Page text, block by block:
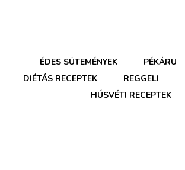
ÉDES SÜTEMÉNYEK PÉKÁRU
DIÉTÁS RECEPTEK
REGGELI
HÚSVÉTI RECEPTEK